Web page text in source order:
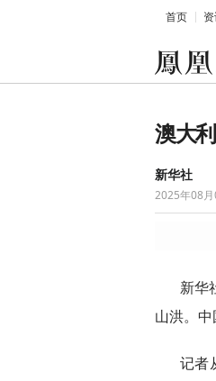
首页
澳大
新华社
2025年08
新华
山洪。
记者